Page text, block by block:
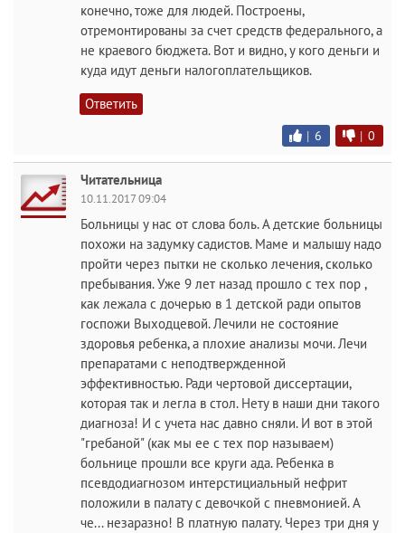
конечно, тоже для людей. Построены,
отремонтированы за счет средств федерального, а
не краевого бюджета. Вот и видно, у кого деньги и
куда идут деньги налогоплательщиков.
Ответить
| 6 | 0
Читательница
10.11.2017 09:04
Больницы у нас от слова боль. А детские больницы
похожи на задумку садистов. Маме и малышу надо
пройти через пытки не сколько лечения, сколько
пребывания. Уже 9 лет назад прошло с тех пор ,
как лежала с дочерью в 1 детской ради опытов
госпожи Выходцевой. Лечили не состояние
здоровья ребенка, а плохие анализы мочи. Лечи
препаратами с неподтвержденной
эффективностью. Ради чертовой диссертации,
которая так и легла в стол. Нету в наши дни такого
диагноза! И с учета нас давно сняли. И вот в этой
"гребаной" (как мы ее с тех пор называем)
больнице прошли все круги ада. Ребенка в
псевдодиагнозом интерстициальный нефрит
положили в палату с девочкой с пневмонией. А
че... незаразно! В платную палату. Через три дня у